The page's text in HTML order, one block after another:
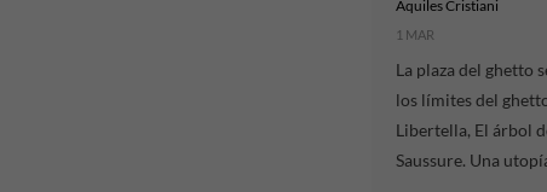
Aquiles Cristiani
1 MAR
La plaza del ghetto
los límites del
Libertella, El árbol
Saussure. Una